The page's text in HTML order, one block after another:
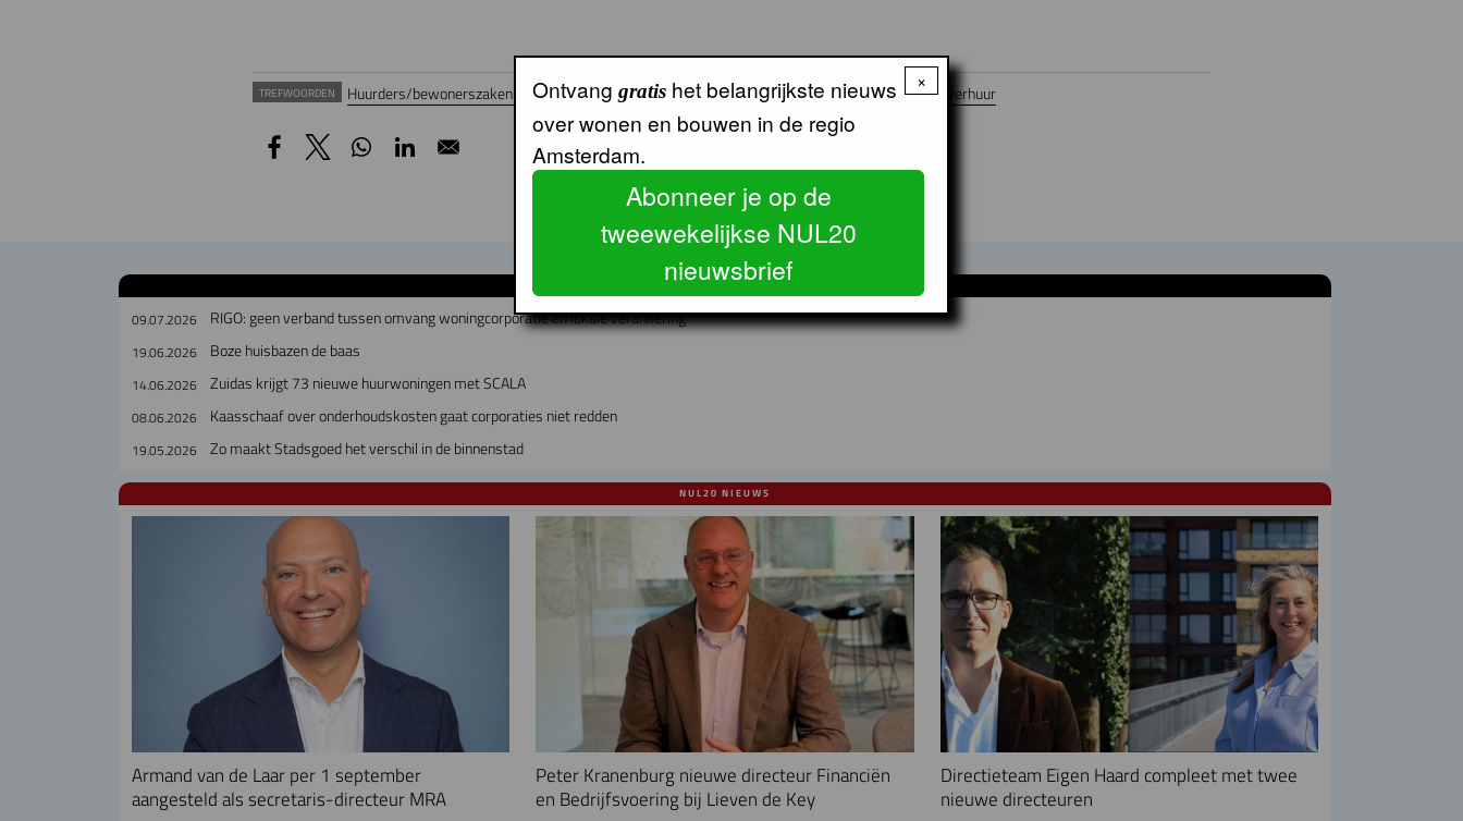
TREFWOORDEN Huurders/bewonerszaken en -ondersteuning Stadsdeel Centrum Stadsdeel Zuid Vakantieverhuur
GERELATEERDE ARTIKELEN
09.07.2026 RIGO: geen verband tussen omvang woningcorporatie en lokale verankering
19.06.2026 Boze huisbazen de baas
14.06.2026 Zuidas krijgt 73 nieuwe huurwoningen met SCALA
08.06.2026 Kaasschaaf over onderhoudskosten gaat corporaties niet redden
19.05.2026 Zo maakt Stadsgoed het verschil in de binnenstad
NUL20 NIEUWS
Armand van de Laar per 1 september
aangesteld als secretaris-directeur MRA
Peter Kranenburg nieuwe directeur Financiën
en Bedrijfsvoering bij Lieven de Key
Directieteam Eigen Haard compleet met twee
nieuwe directeuren
×
Ontvang gratis het belangrijkste nieuws
over wonen en bouwen in de regio
Amsterdam.
Abonneer je op de
tweewekelijkse NUL20
nieuwsbrief